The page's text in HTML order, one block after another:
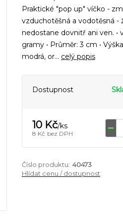
Praktické "pop up" víčko -
vzduchotěšná a vodotěsná -
nedostane dovnitř ani ven. •
gramy • Průměr: 3 cm •
modrá, or... celý popis
Dostupnost
10 Kč/ks
8 Kč bez DPH
Číslo produktu: 40473
Hlídat cenu / dostupnost